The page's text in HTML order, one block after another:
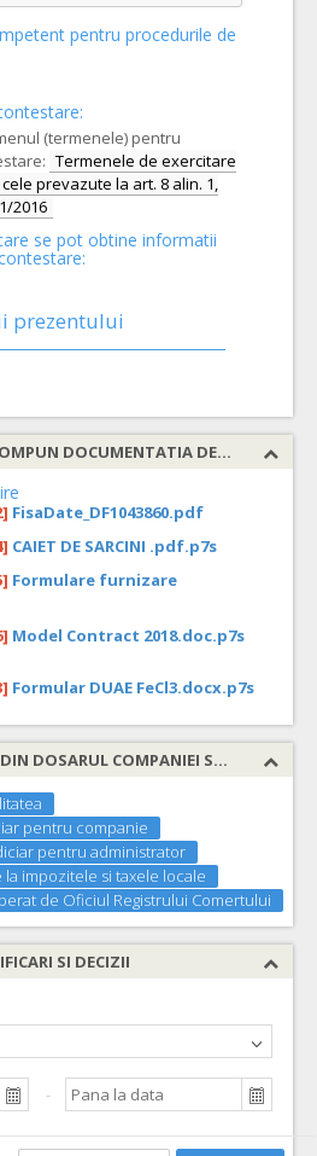
pentru procedurile de
(termenele) pentru
Termenele de exercitare
prevazute la art. 8 alin. 1,
2016
se pot obtine informatii
prezentului
LISTA DE FISIERE CARE COMPUN DOCUMENTATIA DE ATRIBUIRE
FisaDate_DF1043860.pdf
CAIET DE SARCINI .pdf.p7s
Formulare furnizare
Model Contract 2018.doc.p7s
Formular DUAE FeCl3.docx.p7s
LISTA DOCUMENTELOR DIN DOSARUL COMPANIEI SOLICITATE
pentru companie
pentru administrator
impozitele si taxele locale
de Oficiul Registrului Comertului
SI DECIZII